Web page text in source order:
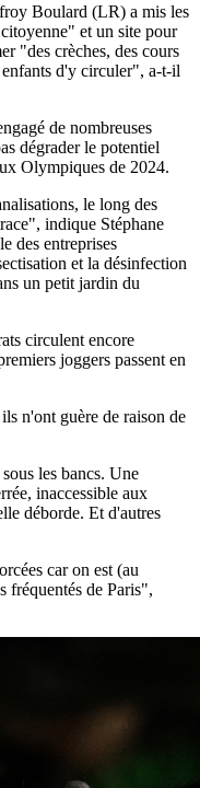
Boulard (LR) a mis les
et un site pour
"des crèches, des cours
d'y circuler", a-t-il
de nombreuses
dégrader le potentiel
Olympiques de 2024.
le long des
indique Stéphane
des entreprises
et la désinfection
un petit jardin du
circulent encore
joggers passent en
n'ont guère de raison de
les bancs. Une
inaccessible aux
déborde. Et d'autres
car on est (au
fréquentés de Paris",